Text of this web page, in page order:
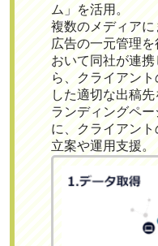
ム」を活用。
複数のメディア
広告の一元管理
おいて同社が連
ら、クライアン
した適切な出稿先
ランディングペ
に、クライアン
立案や運用支援。